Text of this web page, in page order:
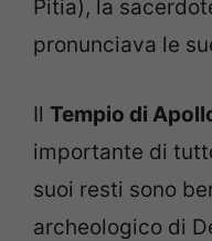
Pitia), la
pronunciava le
Il Tempio di
importante di
suoi resti sono
archeologico di